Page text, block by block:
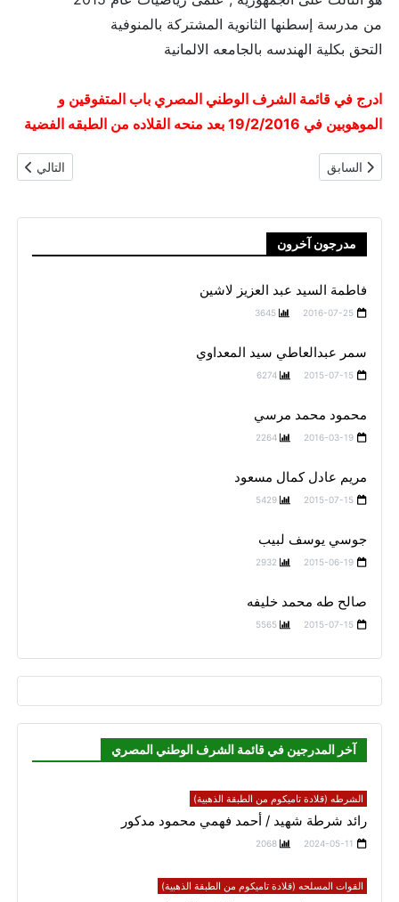
من مدرسة إسطنها الثانوية المشتركة بالمنوفية
التحق بكلية الهندسه بالجامعه الالمانية
ادرج في قائمة الشرف الوطني المصري باب المتفوقين و
الموهوبين في 19/2/2016 بعد منحه القلاده من الطبقه الفضية
المقال السابق: عبد العظيم محمد عبد الكافي
السابق المقال
التالي
مدرجون آخرون
فاطمة السيد عبد العزيز لاشين
2016-07-25
3645
سمر عبدالعاطي سيد المعداوي
2015-07-15
6274
محمود محمد مرسي
2016-03-19
2264
مريم عادل كمال مسعود
2015-07-15
5429
جوسي يوسف لبيب
2015-06-19
2932
صالح طه محمد خليفه
2015-07-15
5565
آخر المدرجين في قائمة الشرف الوطني المصري
الشرطه (قلادة تاميكوم من الطبقة الذهبية)
رائد شرطة شهيد / أحمد فهمي محمود مدكور
2024-05-11
2068
القوات المسلحه (قلادة تاميكوم من الطبقة الذهبية)